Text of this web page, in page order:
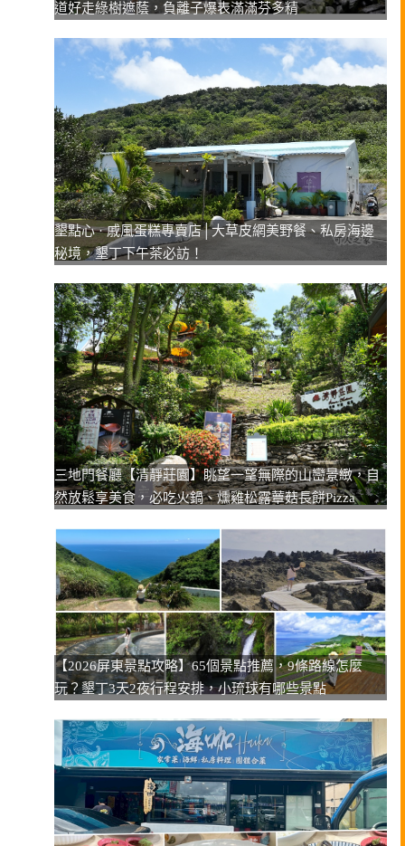
道好走綠樹遮蔭，負離子爆表滿滿芬多精
墾點心 · 戚風蛋糕專賣店│大草皮網美野餐、私房海邊
秘境，墾丁下午茶必訪！
三地門餐廳【清靜莊園】眺望一望無際的山巒景緻，自
然放鬆享美食，必吃火鍋、燻雞松露蕈菇長餅Pizza
【2026屏東景點攻略】65個景點推薦，9條路線怎麼
玩？墾丁3天2夜行程安排，小琉球有哪些景點